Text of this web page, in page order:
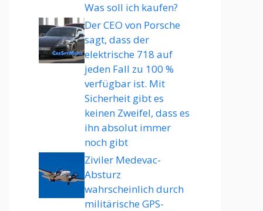
Was soll ich kaufen?
Der CEO von Porsche
sagt, dass der
elektrische 718 auf
jeden Fall zu 100 %
verfügbar ist. Mit
Sicherheit gibt es
keinen Zweifel, dass es
ihn absolut immer
noch gibt
Ziviler Medevac-
Absturz
wahrscheinlich durch
militärische GPS-